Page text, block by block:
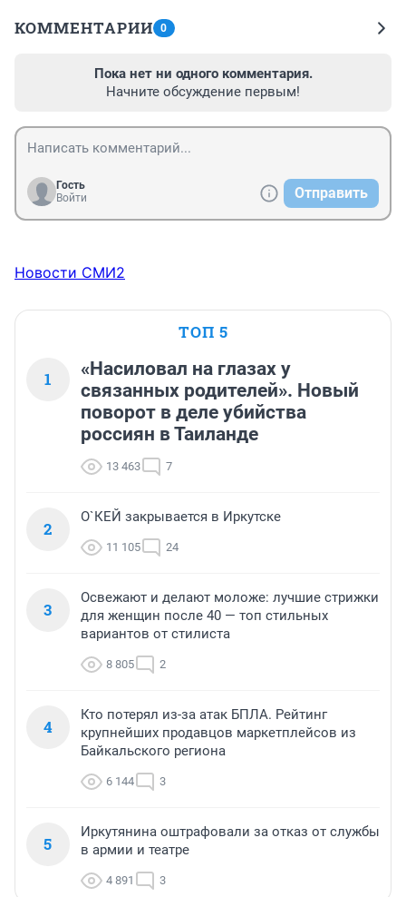
КОММЕНТАРИИ 0
Пока нет ни одного комментария.
Начните обсуждение первым!
Гость
Войти
Отправить
Новости СМИ2
ТОП 5
1
«Насиловал на глазах у
связанных родителей». Новый
поворот в деле убийства
россиян в Таиланде
13 463 7
2
О`КЕЙ закрывается в Иркутске
11 105 24
3
Освежают и делают моложе: лучшие стрижки
для женщин после 40 — топ стильных
вариантов от стилиста
8 805 2
4
Кто потерял из-за атак БПЛА. Рейтинг
крупнейших продавцов маркетплейсов из
Байкальского региона
6 144 3
5
Иркутянина оштрафовали за отказ от службы
в армии и театре
4 891 3